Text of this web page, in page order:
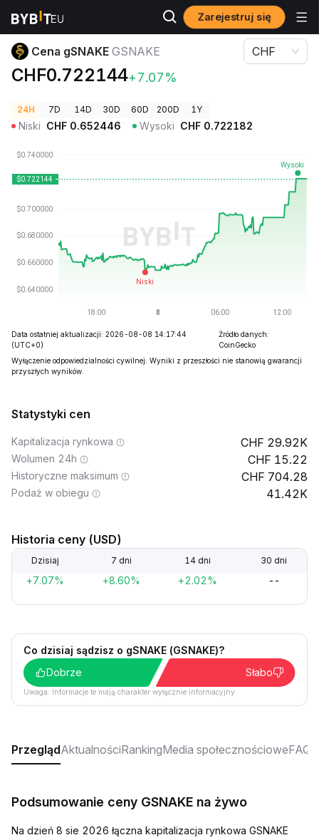
Zarejestruj się
Ceny kryptowalut Cena gSNAKE GSNAKE
Cena gSNAKE GSNAKE
CHF0.722144+7.07%
CHF
24H 7D 14D 30D 60D 200D 1Y
Niski CHF 0.652446 Wysoki CHF 0.722182
Data ostatniej aktualizacji: 2026-08-08 14:17:44
(UTC+0)
Źródło danych:
CoinGecko
Wyłączenie odpowiedzialności cywilnej: Wyniki z przeszłości nie stanowią gwarancji
przyszłych wyników.
Statystyki cen
Kapitalizacja rynkowa 29.92K
Wolumen 24h 15.22
Historyczne maksimum 704.28
Podaż w obiegu 41.42K
Historia ceny (USD)
Dzisiaj 7 dni 14 dni 30 dni
+7.07% +8.60% +2.02% --
Co dzisiaj sądzisz o gSNAKE (GSNAKE)?
Dobrze
Słabo
Uwaga: Informacje te mają charakter wyłącznie informacyjny.
PrzeglądAktualnościRankingMedia społecznościoweFAQ
Podsumowanie ceny GSNAKE na żywo
Na dzień 8 sie 2026 łączna kapitalizacja rynkowa GSNAKE